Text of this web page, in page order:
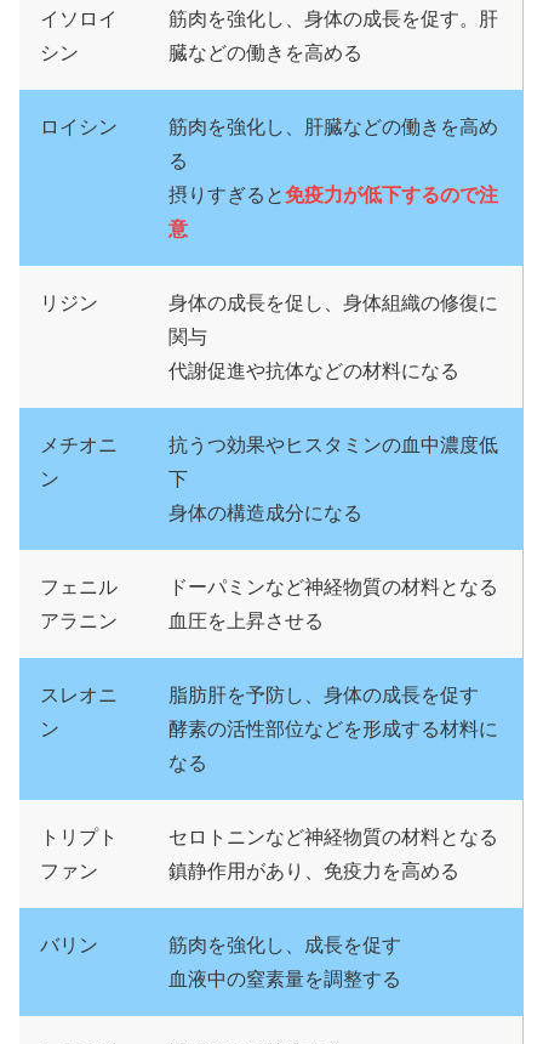
イソロイ
シン
筋肉を強化し、身体の成長を促す。肝
臓などの働きを高める
ロイシン
筋肉を強化し、肝臓などの働きを高め
る
摂りすぎると免疫力が低下するので注
意
リジン
身体の成長を促し、身体組織の修復に
関与
代謝促進や抗体などの材料になる
メチオニ
ン
抗うつ効果やヒスタミンの血中濃度低
下
身体の構造成分になる
フェニル
アラニン
ドーパミンなど神経物質の材料となる
血圧を上昇させる
スレオニ
ン
脂肪肝を予防し、身体の成長を促す
酵素の活性部位などを形成する材料に
なる
トリプト
ファン
セロトニンなど神経物質の材料となる
鎮静作用があり、免疫力を高める
バリン
筋肉を強化し、成長を促す
血液中の窒素量を調整する